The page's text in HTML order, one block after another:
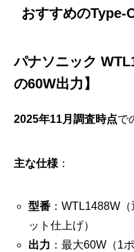
おすすめのType-
パナソニック
の60W出力】
2025年11月調査時点で
主な仕様 ：
型番：WTL1488W
ット仕上げ）
出力 ：最大60W（1